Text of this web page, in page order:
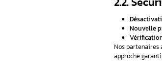
Comment faire quand la clé de voiture